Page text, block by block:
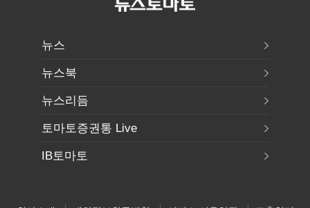
시간만으론
뉴스
뉴스북
뉴스리듬
토마토증권통 Live
IB토마토